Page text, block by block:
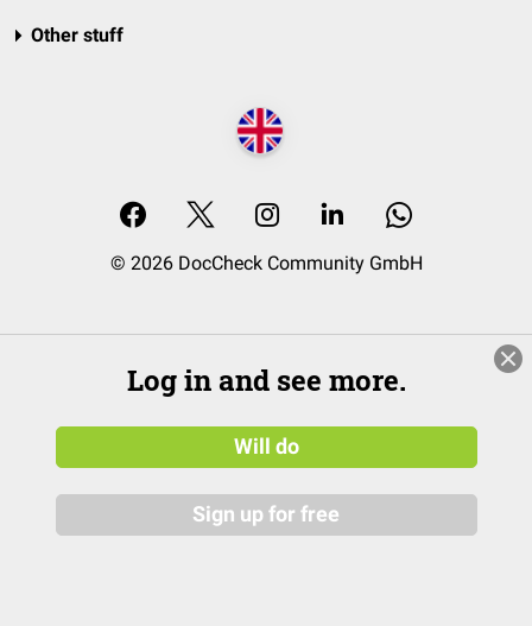
Other stuff
© 2026 DocCheck Community GmbH
Log in and see more.
Will do
Sign up for free